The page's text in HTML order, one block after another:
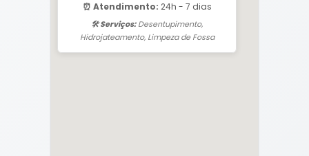
⏰ Atendimento: 24h - 7 dias
🛠️ Serviços:Desentupimento,
Hidrojateamento, Limpeza de Fossa